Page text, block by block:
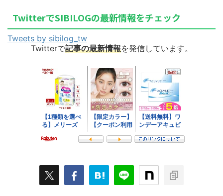
TwitterでSIBILOGの最新情報をチェック
Tweets by sibilog_tw
Twitterで記事の最新情報を発信しています。